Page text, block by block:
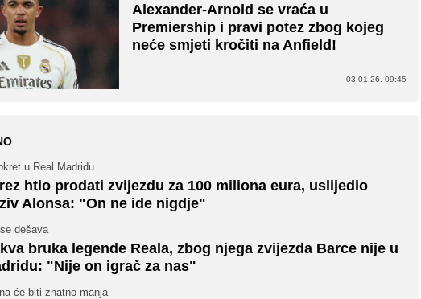
Alexander-Arnold se vraća u
Premiership i pravi potez zbog kojeg
neće smjeti kročiti na Anfield!
03.01.26. 09:45
u Real Madridu
htio prodati zvijezdu za 100 miliona eura, uslijedio
Alonsa: "On ne ide nigdje"
dešava
bruka legende Reala, zbog njega zvijezda Barce nije u
"Nije on igrač za nas"
će biti znatno manja